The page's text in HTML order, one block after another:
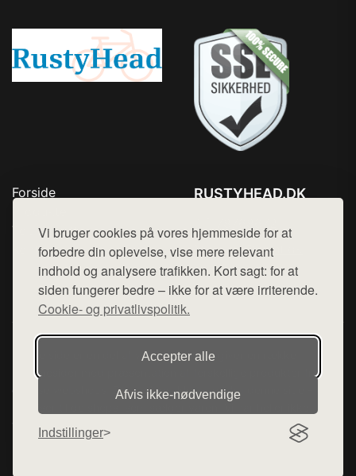
Vi bruger cookies på vores hjemmeside for at
forbedre din oplevelse, vise mere relevant
indhold og analysere trafikken. Kort sagt: for at
siden fungerer bedre – ikke for at være irriterende.
Cookie- og privatlivspolitik.
Accepter alle
Afvis ikke‑nødvendige
Indstillinger
Forside
Top Rabatter
Kontakt
RUSTYHEAD.DK
Mail: hej@want.dk
Cookie- og privatlivspolitik
Denne side er en del af want.dk, der udgiver en række
hjemmesider med præsentation af forskellige produkter fra
diverse webshops. Der sælges ikke varer fra denne side - vi
varerne på lager.